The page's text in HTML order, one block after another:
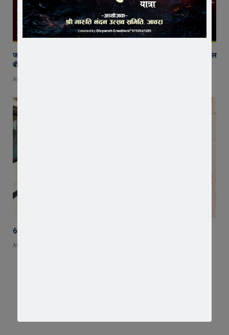
जावरा में किसानों और कांग्रेस का जंगी प्रदर्शन, राजस्व विभाग में भ्रष्टाचार और फसल
बीमा पर जताया आक्रोश
AUGUST 6, 2026
65 हजार रुपए भाड़ा न देने का आरोप, ट्रक चालक ने एसडीएम को सौंपा ज्ञापन
AUGUST 5, 2026